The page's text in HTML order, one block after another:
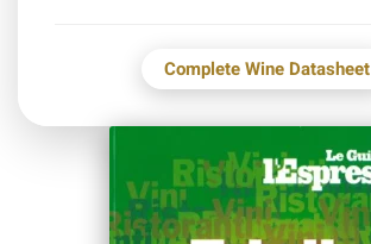
Complete Wine Datasheet